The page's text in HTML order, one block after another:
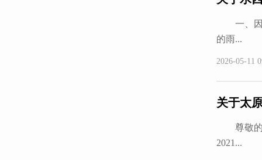
一、因
的雨...
2026-05-11
关于太
尊敬的
2021...